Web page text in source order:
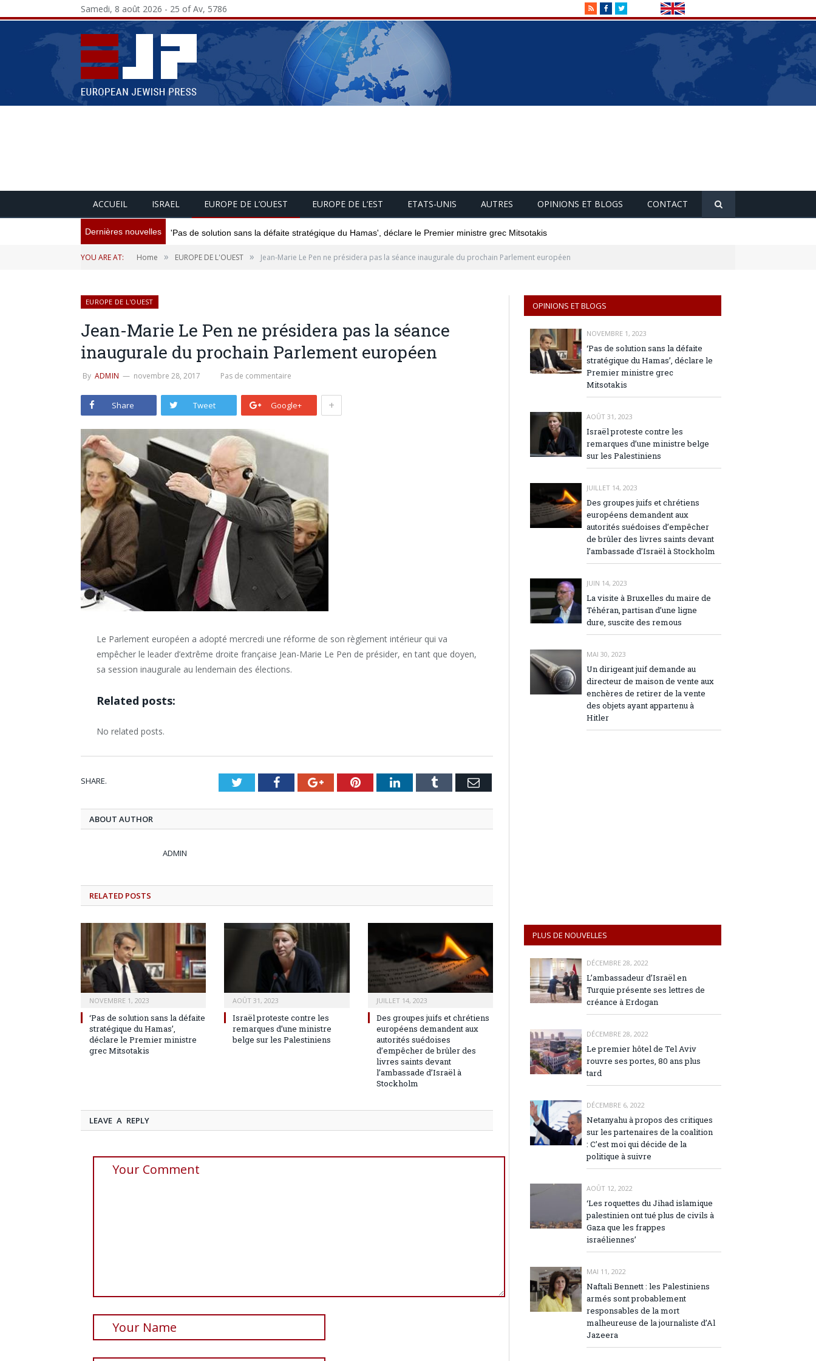
RSSFacebookTwitter
Samedi, 8 août 2026 - 25 of Av, 5786
ACCUEIL ISRAEL EUROPE DE L’OUEST EUROPE DE L’EST ETATS-UNIS AUTRES OPINIONS ET BLOGS CONTACT
Dernières nouvelles 'Pas de solution sans la défaite stratégique du Hamas', déclare le Premier ministre grec Mitsotakis
YOU ARE AT: Home » EUROPE DE L'OUEST » Jean-Marie Le Pen ne présidera pas la séance inaugurale du prochain Parlement européen
EUROPE DE L'OUEST
Jean-Marie Le Pen ne présidera pas la séance
inaugurale du prochain Parlement européen
By ADMIN novembre 28, 2017 Pas de commentaire
Share Tweet Google+ +
Le Parlement européen a adopté mercredi une réforme de son règlement intérieur qui va
empêcher le leader d’extrême droite française Jean-Marie Le Pen de présider, en tant que doyen,
sa session inaugurale au lendemain des élections.
Related posts:
No related posts.
SHARE. TwitterFacebookGoogle+PinterestLinkedInTumblr Email
ABOUT AUTHOR
ADMIN
RELATED POSTS
NOVEMBRE 1, 2023
‘Pas de solution sans la défaite
stratégique du Hamas’,
déclare le Premier ministre
grec Mitsotakis
AOÛT 31, 2023
Israël proteste contre les
remarques d’une ministre
belge sur les Palestiniens
JUILLET 14, 2023
Des groupes juifs et chrétiens
européens demandent aux
autorités suédoises
d’empêcher de brûler des
livres saints devant
l’ambassade d’Israël à
Stockholm
LEAVE A REPLY
OPINIONS ET BLOGS
NOVEMBRE 1, 2023
‘Pas de solution sans la défaite
stratégique du Hamas’, déclare le
Premier ministre grec
Mitsotakis
AOÛT 31, 2023
Israël proteste contre les
remarques d’une ministre belge
sur les Palestiniens
JUILLET 14, 2023
Des groupes juifs et chrétiens
européens demandent aux
autorités suédoises d’empêcher
de brûler des livres saints devant
l’ambassade d’Israël à Stockholm
JUIN 14, 2023
La visite à Bruxelles du maire de
Téhéran, partisan d’une ligne
dure, suscite des remous
MAI 30, 2023
Un dirigeant juif demande au
directeur de maison de vente aux
enchères de retirer de la vente
des objets ayant appartenu à
Hitler
PLUS DE NOUVELLES
DÉCEMBRE 28, 2022
L’ambassadeur d’Israël en
Turquie présente ses lettres de
créance à Erdogan
DÉCEMBRE 28, 2022
Le premier hôtel de Tel Aviv
rouvre ses portes, 80 ans plus
tard
DÉCEMBRE 6, 2022
Netanyahu à propos des critiques
sur les partenaires de la coalition
: C’est moi qui décide de la
politique à suivre
AOÛT 12, 2022
‘Les roquettes du Jihad islamique
palestinien ont tué plus de civils à
Gaza que les frappes
israéliennes’
MAI 11, 2022
Naftali Bennett : les Palestiniens
armés sont probablement
responsables de la mort
malheureuse de la journaliste d’Al
Jazeera